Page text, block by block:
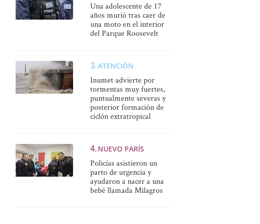
Una adolescente de 17
años murió tras caer de
una moto en el interior
del Parque Roosevelt
ATENCIÓN
Inumet advierte por
tormentas muy fuertes,
puntualmente severas y
posterior formación de
ciclón extratropical
NUEVO PARÍS
Policías asistieron un
parto de urgencia y
ayudaron a nacer a una
bebé llamada Milagros